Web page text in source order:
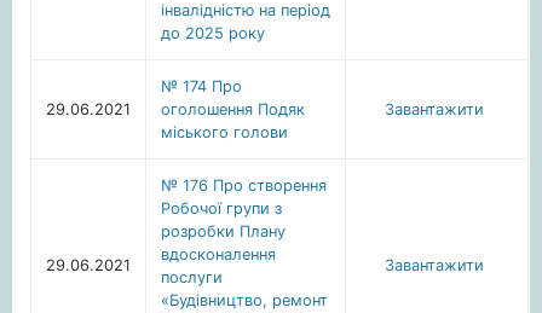
інвалідністю на період
до 2025 року
29.06.2021
№ 174 Про
оголошення Подяк
міського голови
Завантажити
29.06.2021
№ 176 Про створення
Робочої групи з
розробки Плану
вдосконалення
послуги
«Будівництво, ремонт
Завантажити